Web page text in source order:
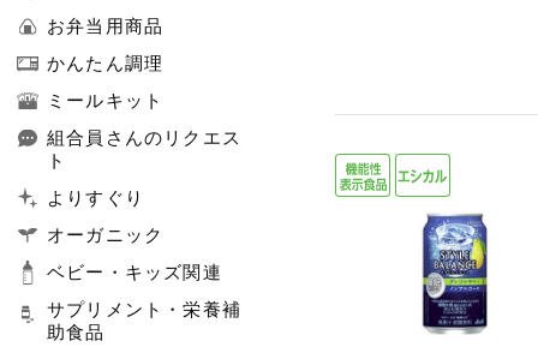
お弁当用商品
かんたん調理
ミールキット
組合員さんのリクエス
ト
よりすぐり
オーガニック
ベビー・キッズ関連
サプリメント・栄養補
助食品